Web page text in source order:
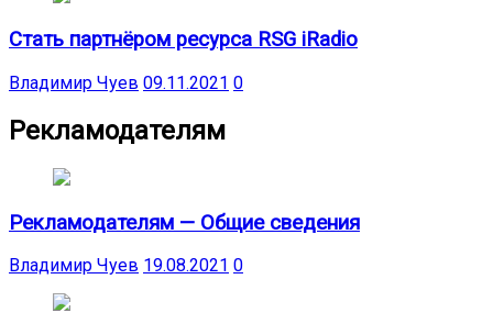
Стать партнёром ресурса RSG iRadio
Владимир Чуев 09.11.2021 0
Рекламодателям
Рекламодателям — Общие сведения
Владимир Чуев 19.08.2021 0